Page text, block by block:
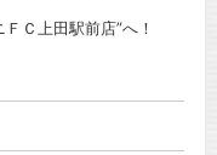
Ｃ上田駅前店”へ！